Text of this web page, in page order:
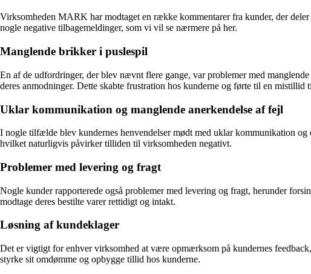
Virksomheden MARK har modtaget en række kommentarer fra kunder, der
nogle negative tilbagemeldinger, som vi vil se nærmere på her.
Manglende brikker i puslespil
En af de udfordringer, der blev nævnt flere gange, var problemer med
deres anmodninger. Dette skabte frustration hos kunderne og førte til en mistillid
Uklar kommunikation og manglende anerkendelse af fejl
I nogle tilfælde blev kundernes henvendelser mødt med uklar kommunikation
hvilket naturligvis påvirker tilliden til virksomheden negativt.
Problemer med levering og fragt
Nogle kunder rapporterede også problemer med levering og fragt, herunder
modtage deres bestilte varer rettidigt og intakt.
Løsning af kundeklager
Det er vigtigt for enhver virksomhed at være opmærksom på kundernes
styrke sit omdømme og opbygge tillid hos kunderne.